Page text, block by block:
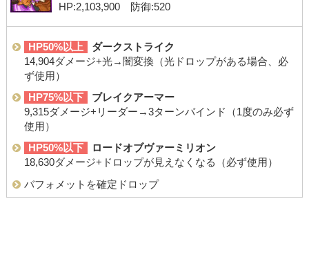
HP:2,103,900 防御:520
HP50%以上
ダークストライク
14,904ダメージ+光→闇変換（光ドロップがある場合、必
ず使用）
HP75%以下
ブレイクアーマー
9,315ダメージ+リーダー→3ターンバインド（1度のみ必ず
使用）
HP50%以下
ロードオブヴァーミリオン
18,630ダメージ+ドロップが見えなくなる（必ず使用）
バフォメットを確定ドロップ